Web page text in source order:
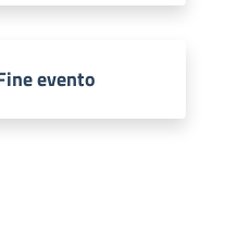
evento